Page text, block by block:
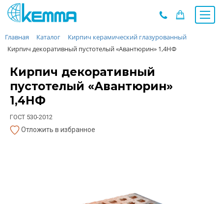
Каталог
Прайс
О заводе
Новости
Контакты
Дилеры
Наши проекты
Главная Каталог
Кирпич керамический глазурованный
Кирпич декоративный пустотелый «Авантюрин» 1,4НФ
Кирпич декоративный
пустотелый «Авантюрин»
1,4НФ
ГОСТ 530-2012
Отложить в избранное